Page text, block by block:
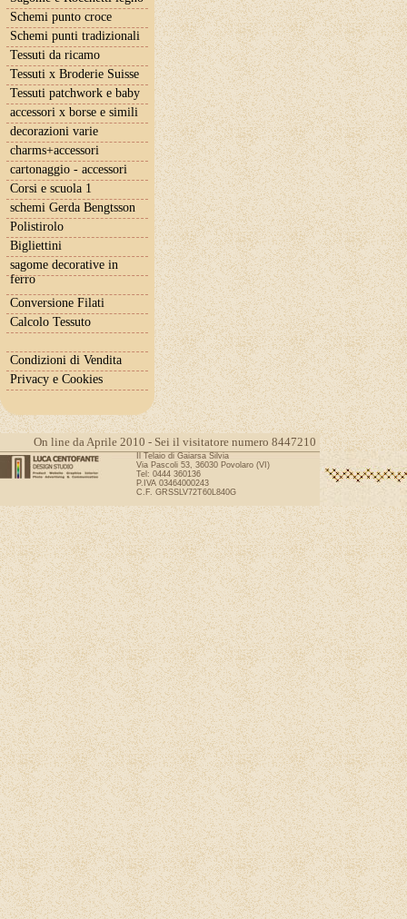
Schemi punto croce
Schemi punti tradizionali
Tessuti da ricamo
Tessuti x Broderie Suisse
Tessuti patchwork e baby
accessori x borse e simili
decorazioni varie
charms+accessori
cartonaggio - accessori
Corsi e scuola 1
schemi Gerda Bengtsson
Polistirolo
Bigliettini
sagome decorative in
ferro
Conversione Filati
Calcolo Tessuto
Condizioni di Vendita
Privacy e Cookies
On line da Aprile 2010 - Sei il visitatore numero 8447210
Il Telaio di Gaiarsa Silvia
Via Pascoli 53, 36030 Povolaro (VI)
Tel: 0444 360136
P.IVA 03464000243
C.F. GRSSLV72T60L840G